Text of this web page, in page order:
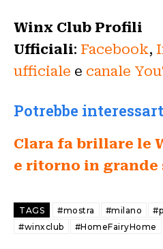
Winx Club Profili
Ufficiali: Facebook,
ufficiale e canale
Potrebbe
Clara fa brillare le
e ritorno in grande
TAGS #mostra #milano
#winxclub
#HomeFairyHome